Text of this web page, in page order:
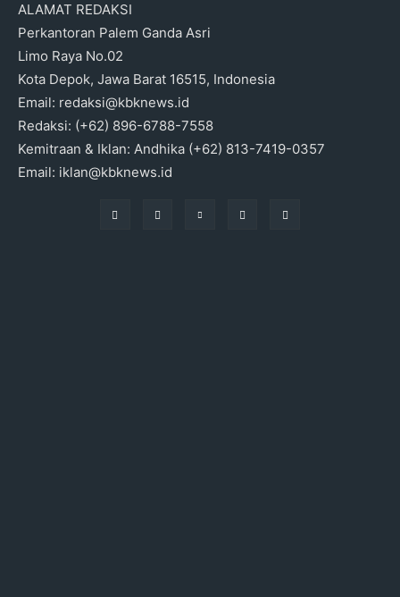
ALAMAT REDAKSI
Perkantoran Palem Ganda Asri
Limo Raya No.02
Kota Depok, Jawa Barat 16515, Indonesia
Email: redaksi@kbknews.id
Redaksi: (+62) 896-6788-7558
Kemitraan & Iklan: Andhika (+62) 813-7419-0357
Email: iklan@kbknews.id